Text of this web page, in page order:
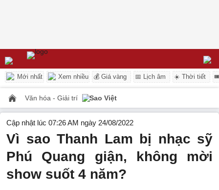
Mới nhất Xem nhiều 💰 Giá vàng 📅 Lịch âm ☀️ Thời tiết
Văn hóa - Giải trí Sao Việt
Cập nhật lúc 07:26 AM ngày 24/08/2022
Vì sao Thanh Lam bị nhạc sỹ
Phú Quang giận, không mời
show suốt 4 năm?